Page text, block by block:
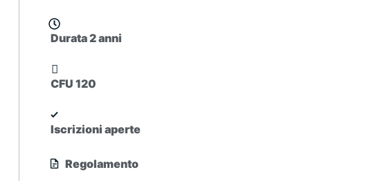
Durata 2 anni
CFU 120
Iscrizioni aperte
Regolamento